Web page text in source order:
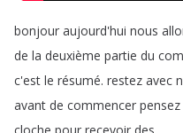
bonjour aujourd'hui nous
de la deuxième partie du
c'est le résumé. restez avec
avant de commencer pensez